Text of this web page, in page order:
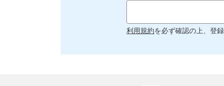
利用規約を必ず確認の上、登